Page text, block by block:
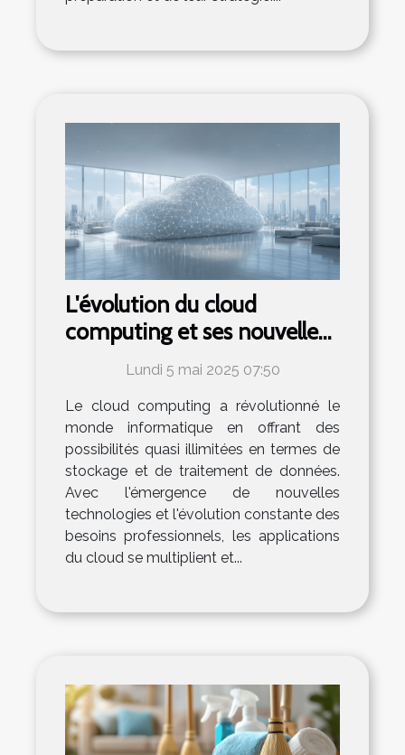
L'évolution du cloud
computing et ses nouvelles
applications dans le secteur
professionnel
Lundi 5 mai 2025 07:50
Le cloud computing a révolutionné le
monde informatique en offrant des
possibilités quasi illimitées en termes de
stockage et de traitement de données.
Avec l'émergence de nouvelles
technologies et l'évolution constante des
besoins professionnels, les applications
du cloud se multiplient et...